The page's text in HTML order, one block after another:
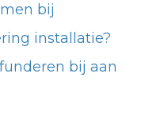
bij
installatie?
bij aan